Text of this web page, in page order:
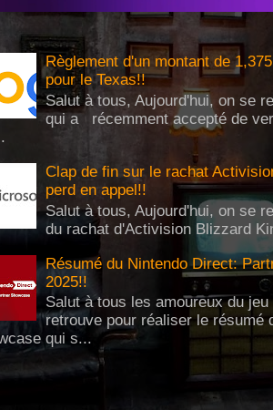
Règlement d'un montant de
pour le Texas!!
Salut à tous, Aujourd'hui, on se
qui a récemment accepté de
Clap de fin sur le rachat
perd en appel!!
Salut à tous, Aujourd'hui, on se
du rachat d'Activision Blizzard
Résumé du Nintendo Direct:
2025!!
Salut à tous les amoureux du
retrouve pour réaliser le résumé
qui s...